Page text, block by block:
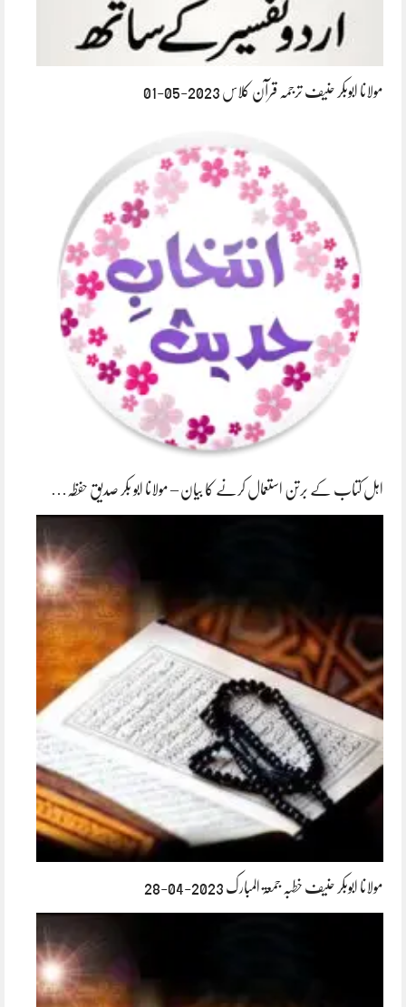
مولانا ابوبکر حنیف ترجمہ قرآن کلاس 2023-05-01
اہل کتاب کے برتن استعمال کرنے کا بیان – مولانا ابو بکر صدیق حفظہ…
مولانا ابوبکر حنیف خطبہ جمعۃ المبارک 2023-04-28